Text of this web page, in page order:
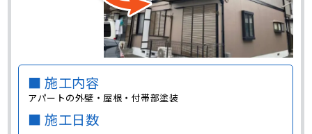
■ 施工内容
アパートの外壁・屋根・付帯部塗装
■ 施工日数